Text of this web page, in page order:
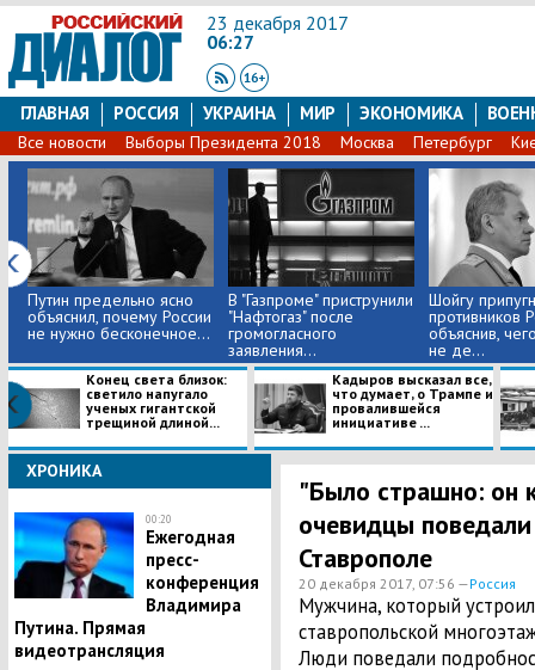
23 декабря 2017
06:27
ГЛАВНАЯ РОССИЯ УКРАИНА МИР ЭКОНОМИКА
Все новости Выборы Президента 2018 Москва Петербург
Путин предельно ясно
объяснил, почему России
не нужно бесконечное...
В "Газпроме" приструнили
"Нафтогаз" после
громогласного
заявления...
Шойгу
противников
объяснив,
не де...
Конец света близок:
светило напугало
ученых гигантской
трещиной длиной...
Кадыров высказал все,
что думает, о Трампе и
провалившейся
инициативе ...
ХРОНИКА
00:20
Ежегодная
пресс-
конференция
Владимира
Путина. Прямая
видеотрансляция
"Было страшно: он
очевидцы
Ставрополе
20 декабря 2017, 07:56 —Россия
Мужчина, который
ставропольской
Люди поведали